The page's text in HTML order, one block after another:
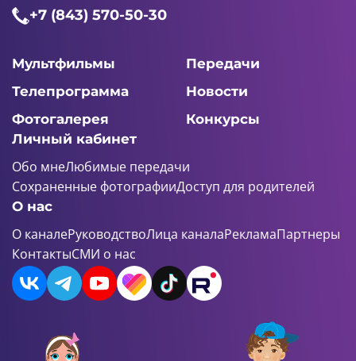
+7 (843) 570-50-30
Мультфильмы
Передачи
Телепрограмма
Новости
Фотогалерея
Конкурсы
Личный кабинет
Обо мнеЛюбимые передачи
Сохраненные фотографииДоступ для родителей
О нас
О каналеРуководствоЛица каналаРекламаПартнеры
КонтактыСМИ о нас